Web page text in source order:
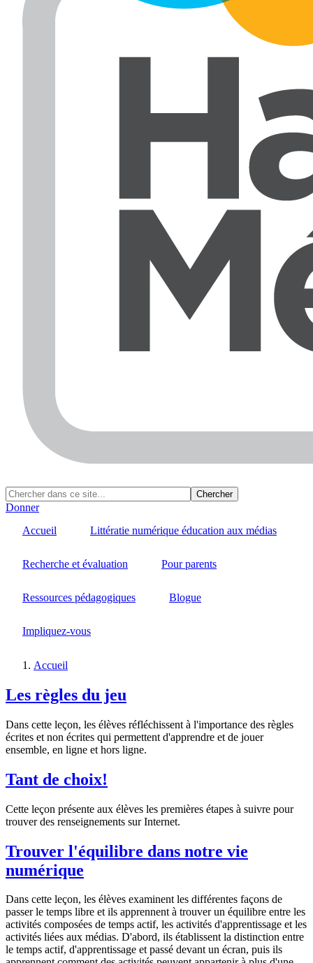
Donner
Accueil
Littératie numérique éducation aux médias
Recherche et évaluation Pour parents
Ressources pédagogiques Blogue
Impliquez-vous
d'Ariane
Accueil
Les règles du jeu
Dans cette leçon, les élèves réfléchissent à l'importance des règles
écrites et non écrites qui permettent d'apprendre et de jouer
ensemble, en ligne et hors ligne.
Tant de choix!
Cette leçon présente aux élèves les premières étapes à suivre pour
trouver des renseignements sur Internet.
Trouver l'équilibre dans notre vie
numérique
Dans cette leçon, les élèves examinent les différentes façons de
passer le temps libre et ils apprennent à trouver un équilibre entre les
activités composées de temps actif, les activités d'apprentissage et les
activités liées aux médias. D'abord, ils établissent la distinction entre
le temps actif, d'apprentissage et passé devant un écran, puis ils